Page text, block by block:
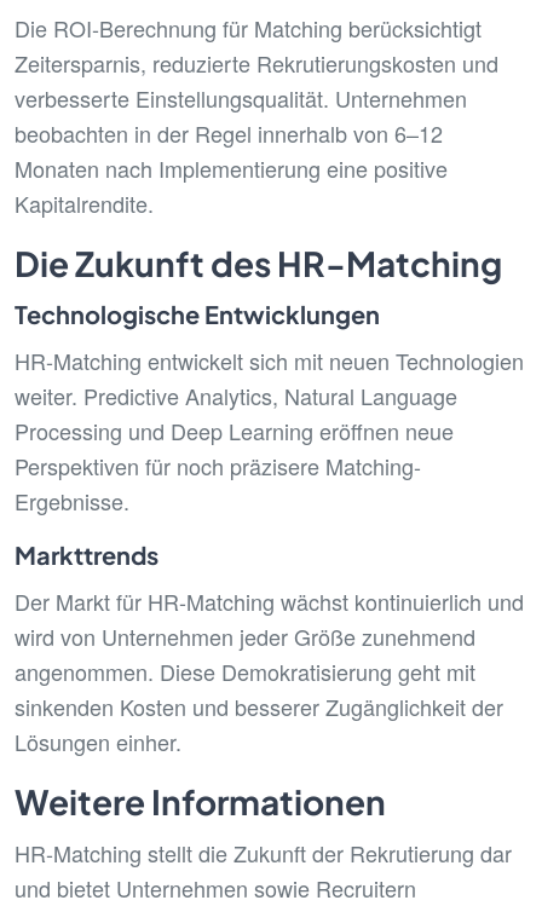
Die ROI-Berechnung für Matching berücksichtigt
Zeitersparnis, reduzierte Rekrutierungskosten und
verbesserte Einstellungsqualität. Unternehmen
beobachten in der Regel innerhalb von 6–12
Monaten nach Implementierung eine positive
Kapitalrendite.
Die Zukunft des HR-Matching
Technologische Entwicklungen
HR-Matching entwickelt sich mit neuen Technologien
weiter. Predictive Analytics, Natural Language
Processing und Deep Learning eröffnen neue
Perspektiven für noch präzisere Matching-
Ergebnisse.
Markttrends
Der Markt für HR-Matching wächst kontinuierlich und
wird von Unternehmen jeder Größe zunehmend
angenommen. Diese Demokratisierung geht mit
sinkenden Kosten und besserer Zugänglichkeit der
Lösungen einher.
Weitere Informationen
HR-Matching stellt die Zukunft der Rekrutierung dar
und bietet Unternehmen sowie Recruitern